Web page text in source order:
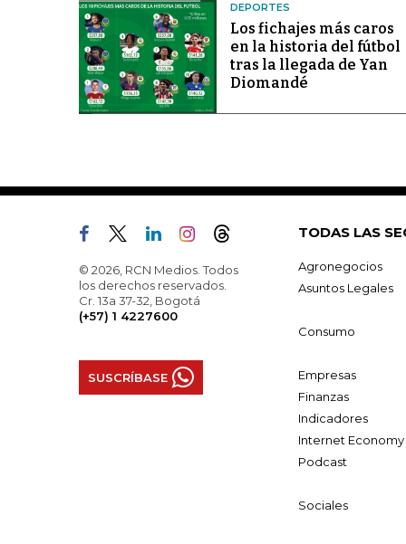
DEPORTES
Los fichajes más caros
en la historia del fútbol
tras la llegada de Yan
Diomandé
© 2026, RCN Medios. Todos
los derechos reservados.
Cr. 13a 37-32, Bogotá
(+57) 1 4227600
SUSCRÍBASE
TODAS LAS
Agronegocios
Asuntos Legales
Consumo
Empresas
Finanzas
Indicadores
Internet Economy
Podcast
Sociales